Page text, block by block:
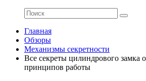
Главная
Обзоры
Механизмы секретности
Все секреты цилиндрового замка
принципов работы